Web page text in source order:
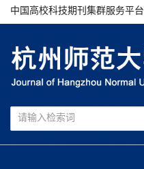
中国高校科技期刊集群服务平台